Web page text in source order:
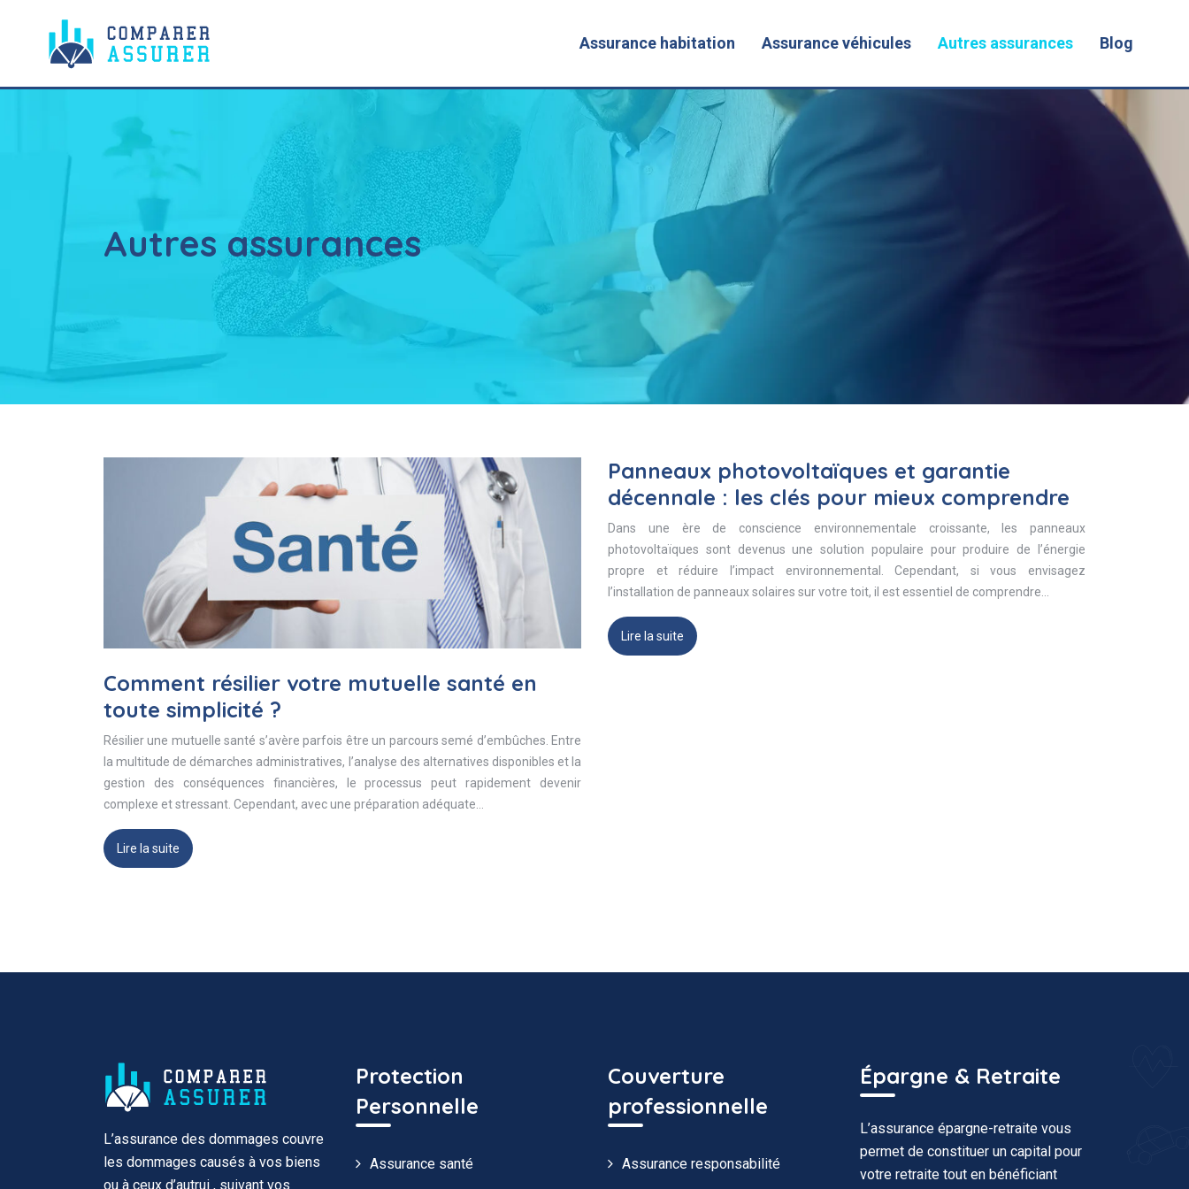
Assurance habitation Assurance véhicules Autres assurances Blog
Autres assurances
Comment résilier votre mutuelle santé en
toute simplicité ?
Résilier une mutuelle santé s’avère parfois être un parcours semé d’embûches. Entre
la multitude de démarches administratives, l’analyse des alternatives disponibles et la
gestion des conséquences financières, le processus peut rapidement devenir
complexe et stressant. Cependant, avec une préparation adéquate…
Lire la suite
Panneaux photovoltaïques et garantie
décennale : les clés pour mieux comprendre
Dans une ère de conscience environnementale croissante, les panneaux
photovoltaïques sont devenus une solution populaire pour produire de l’énergie
propre et réduire l’impact environnemental. Cependant, si vous envisagez
l’installation de panneaux solaires sur votre toit, il est essentiel de comprendre…
Lire la suite
L’assurance des dommages couvre
les dommages causés à vos biens
ou à ceux d’autrui , suivant vos
Protection
Personnelle
Assurance santé
Couverture
professionnelle
Assurance responsabilité
Épargne & Retraite
L’assurance épargne-retraite vous
permet de constituer un capital pour
votre retraite tout en bénéficiant